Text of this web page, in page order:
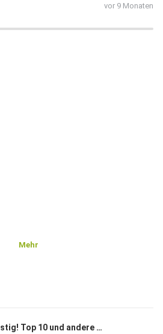
vor 9 Monaten
Mehr
Sauer macht lustig! Top 10 und andere Märchen | EP57